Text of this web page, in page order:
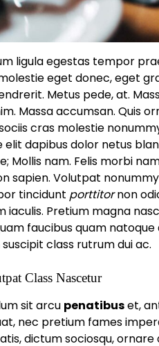
ligula egestas tempor
eget donec, eget
Metus pede, at.
Massa accumsan. Quis
cras molestie
elit dapibus dolor netus
Mollis nam. Felis morbi
sapien. Volutpat
tincidunt porttitornon
iaculis. Pretium magna
faucibus quam
class rutrum dui ac.
Class Nascetur
sit arcu penatibuset,
nec pretium fames
dictum sociosqu,